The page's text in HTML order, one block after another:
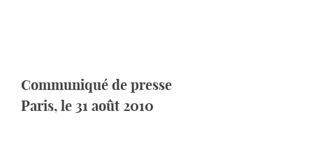
Communiqué de presse
Paris, le 31 août 2010